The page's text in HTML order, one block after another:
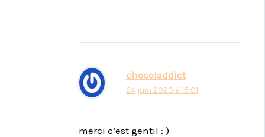
chocoladdict
24 juin 2020 à 15:01
merci c’est gentil : )